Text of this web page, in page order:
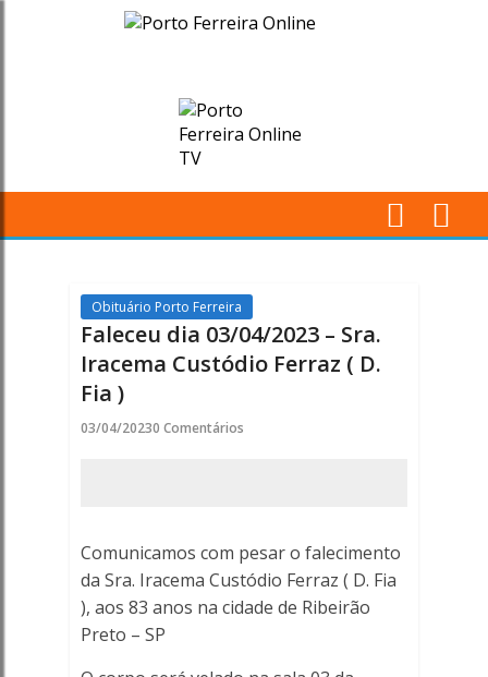
Faleceu
03/04/2023
Custódio
Ferraz
(
)
-
Porto
Obituário Porto Ferreira
Faleceu dia 03/04/2023 – Sra.
Iracema Custódio Ferraz ( D.
Fia )
03/04/20230 Comentários
Comunicamos com pesar o falecimento
da Sra. Iracema Custódio Ferraz ( D. Fia
), aos 83 anos na cidade de Ribeirão
Preto – SP